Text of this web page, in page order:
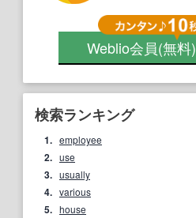
Weblio会員(無料)
検索ランキング
1. employee
2. use
3. usually
4. various
5. house